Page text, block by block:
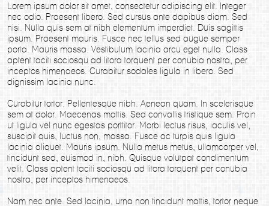
Lorem ipsum dolor sit amet, consectetur adipiscing elit. Integer
nec odio. Praesent libero. Sed cursus ante dapibus diam. Sed
nisi. Nulla quis sem at nibh elementum imperdiet. Duis sagittis
ipsum. Praesent mauris. Fusce nec tellus sed augue semper
porta. Mauris massa. Vestibulum lacinia arcu eget nulla. Class
aptent taciti sociosqu ad litora torquent per conubia nostra, per
inceptos himenaeos. Curabitur sodales ligula in libero. Sed
dignissim lacinia nunc.
Curabitur tortor. Pellentesque nibh. Aenean quam. In scelerisque
sem at dolor. Maecenas mattis. Sed convallis tristique sem. Proin
ut ligula vel nunc egestas porttitor. Morbi lectus risus, iaculis vel,
suscipit quis, luctus non, massa. Fusce ac turpis quis ligula
lacinia aliquet. Mauris ipsum. Nulla metus metus, ullamcorper vel,
tincidunt sed, euismod in, nibh. Quisque volutpat condimentum
velit. Class aptent taciti sociosqu ad litora torquent per conubia
nostra, per inceptos himenaeos.
Nam nec ante. Sed lacinia, urna non tincidunt mattis, tortor neque